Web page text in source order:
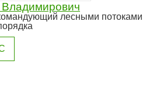
Владимирович
лесными потоками